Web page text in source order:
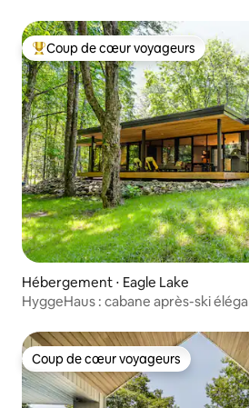
Coups de cœur voyageurs les plus
Coup de cœur voyageurs
Hébergement ⋅ Eagle Lake
HyggeHaus : cabane après-ski
Coup de cœur voyageurs
Coup de cœur voyageurs